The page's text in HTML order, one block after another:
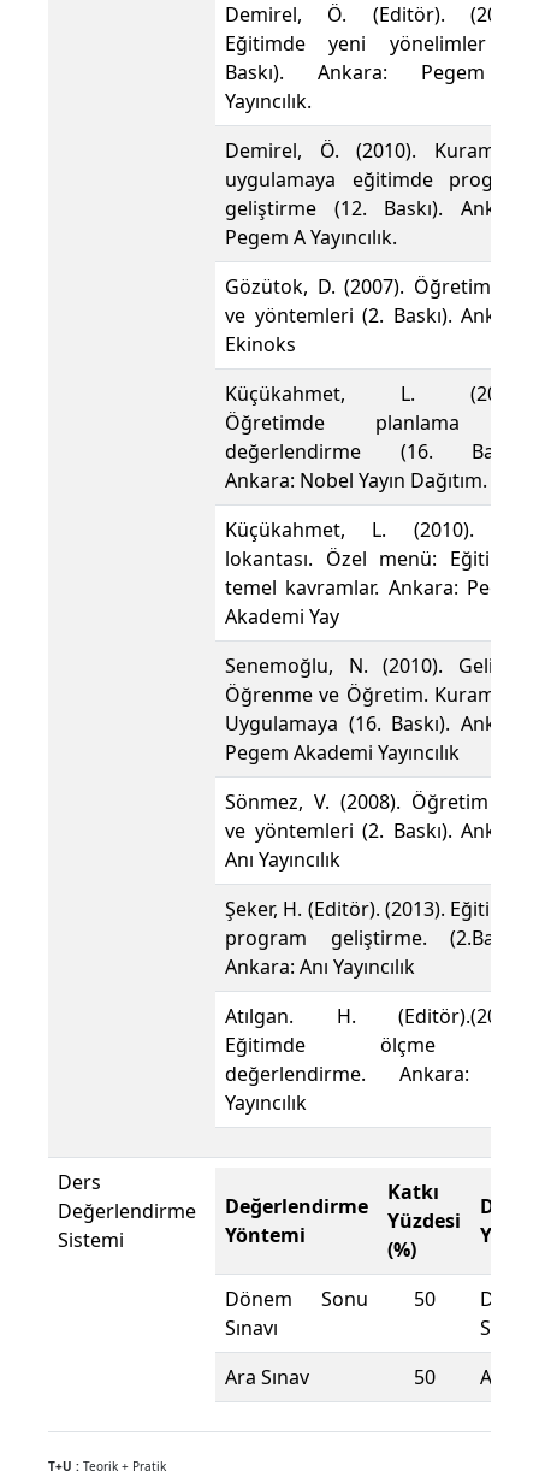
Demirel, Ö. (Editör). (2007).
Eğitimde yeni yönelimler (3.
Baskı). Ankara: Pegem A
Yayıncılık.
Demirel, Ö. (2010). Kuramdan
uygulamaya eğitimde program
geliştirme (12. Baskı). Ankara:
Pegem A Yayıncılık.
Gözütok, D. (2007). Öğretim ilke
ve yöntemleri (2. Baskı). Ankara:
Ekinoks
Küçükahmet, L. (2005).
Öğretimde planlama ve
değerlendirme (16. Baskı).
Ankara: Nobel Yayın Dağıtım.
Küçükahmet, L. (2010). File
lokantası. Özel menü: Eğitimde
temel kavramlar. Ankara: Pegem
Akademi Yay
Senemoğlu, N. (2010). Gelişim,
Öğrenme ve Öğretim. Kuramdan
Uygulamaya (16. Baskı). Ankara:
Pegem Akademi Yayıncılık
Sönmez, V. (2008). Öğretim ilke
ve yöntemleri (2. Baskı). Ankara:
Anı Yayıncılık
Şeker, H. (Editör). (2013). Eğitimde
program geliştirme. (2.Baskı),
Ankara: Anı Yayıncılık
Atılgan. H. (Editör).(2006).
Eğitimde ölçme ve
değerlendirme. Ankara: Anı
Yayıncılık
Ders
Değerlendirme
Sistemi
Değerlendirme
Yöntemi
Katkı
Yüzdesi
(%)
Dönem Sonu
Sınavı
50
Sınavı
Ara Sınav
50 Ara
T+U : Teorik + Pratik